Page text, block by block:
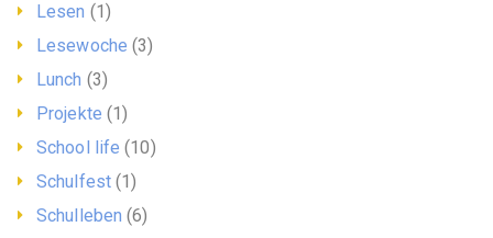
Lesen (1)
Lesewoche (3)
Lunch (3)
Projekte (1)
School life (10)
Schulfest(1)
Schulleben (6)